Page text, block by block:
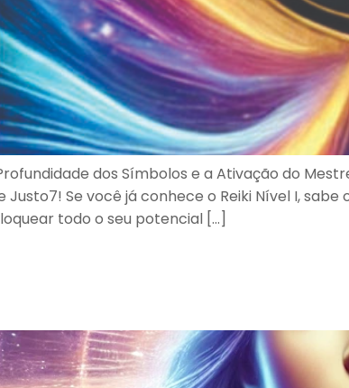
dos Símbolos e a Ativação do
Justo7! Se você já conhece o Reiki Nível I,
todo o seu potencial […]